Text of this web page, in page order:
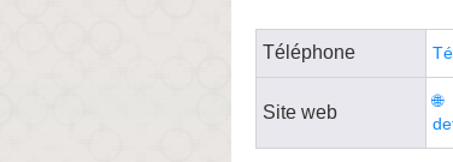
Téléphone
Site web